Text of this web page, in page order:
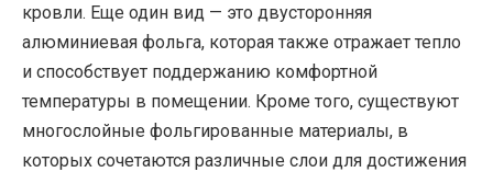
кровли. Еще один вид — это двусторонняя
алюминиевая фольга, которая также отражает тепло
и способствует поддержанию комфортной
температуры в помещении. Кроме того, существуют
многослойные фольгированные материалы, в
которых сочетаются различные слои для достижения